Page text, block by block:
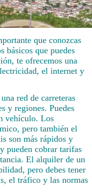
que conozcas
básicos que puedes
te ofrecemos una
el internet y
red de carreteras
y regiones. Puedes
vehículo. Los
pero también el
son más rápidos y
pueden cobrar tarifas
El alquiler de un
pero debes tener
el tráfico y las normas